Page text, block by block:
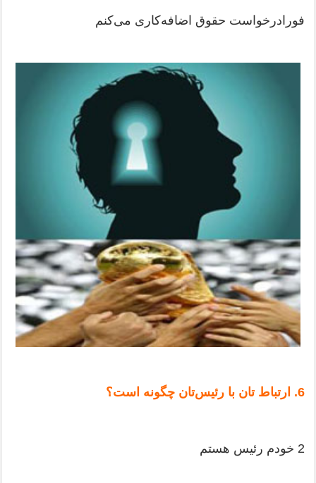
فورادرخواست‌ حقوق‌ اضافه‌كاری‌ می‌كنم‌
6. ارتباط تان‌ با رئیس‌تان‌ چگونه‌ است‌؟
2 خودم‌ رئیس‌ هستم‌